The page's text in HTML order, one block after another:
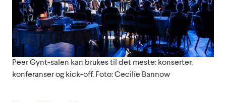
Peer Gynt-salen kan brukes til det meste: konserter,
konferanser og kick-off. Foto: Cecilie Bannow